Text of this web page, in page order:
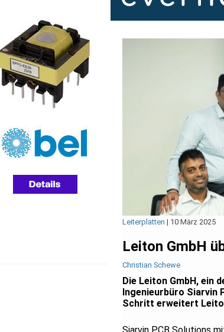
Leiterplatten | 10 März 2025
Leiton GmbH
Christian Schewe
Die Leiton GmbH, ein
Ingenieurbüro Siarvin
Schritt erweitert